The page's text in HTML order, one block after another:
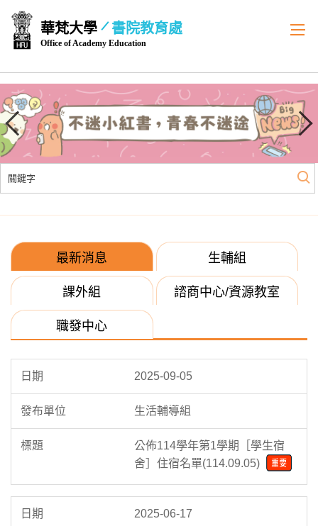
跳
到
主
容
區
華梵大學 書院教育處
Office of Academy Education
最新消息 生輔組
課外組 諮商中心/資源教室
職發中心
2025-09-05
生活輔導組
公佈114學年第1學期［學生宿
舍］住宿名單(114.09.05)
2025-06-17